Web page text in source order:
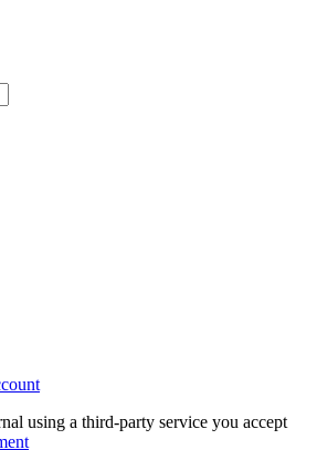
using a third-party service you accept